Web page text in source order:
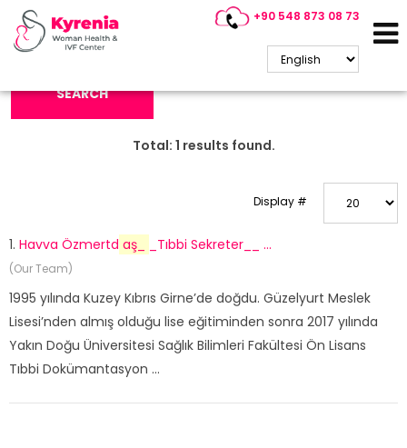
+90 548 873 08 73
Search Keyword:
SEARCH
Total: 1 results found.
Display #
1. Havva Özmertd aş_ _Tıbbi Sekreter__ ...
(Our Team)
1995 yılında Kuzey Kıbrıs Girne’de doğdu. Güzelyurt Meslek
Lisesi’nden almış olduğu lise eğitiminden sonra 2017 yılında
Yakın Doğu Üniversitesi Sağlık Bilimleri Fakültesi Ön Lisans
Tıbbi Dokümantasyon ...